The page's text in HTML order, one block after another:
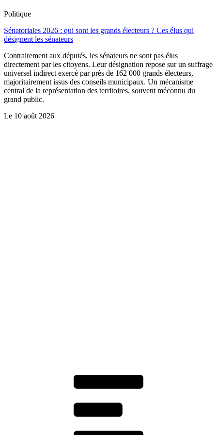
Politique
Sénatoriales 2026 : qui sont les grands électeurs ? Ces élus qui
désignent les sénateurs
Contrairement aux députés, les sénateurs ne sont pas élus
directement par les citoyens. Leur désignation repose sur un suffrage
universel indirect exercé par près de 162 000 grands électeurs,
majoritairement issus des conseils municipaux. Un mécanisme
central de la représentation des territoires, souvent méconnu du
grand public.
Le 10 août 2026